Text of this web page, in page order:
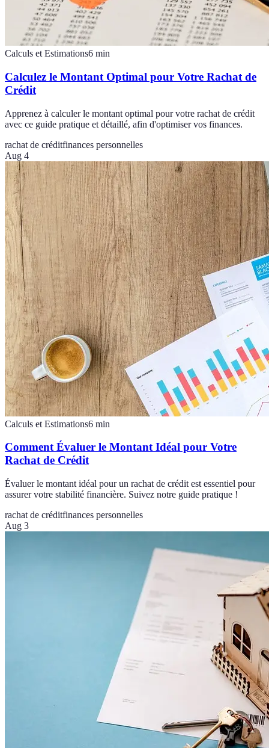
Calculs et Estimations6 min
Calculez le Montant Optimal pour Votre Rachat de
Crédit
Apprenez à calculer le montant optimal pour votre rachat de crédit
avec ce guide pratique et détaillé, afin d'optimiser vos finances.
rachat de créditfinances personnelles
Aug 4
Calculs et Estimations6 min
Comment Évaluer le Montant Idéal pour Votre
Rachat de Crédit
Évaluer le montant idéal pour un rachat de crédit est essentiel pour
assurer votre stabilité financière. Suivez notre guide pratique !
rachat de créditfinances personnelles
Aug 3